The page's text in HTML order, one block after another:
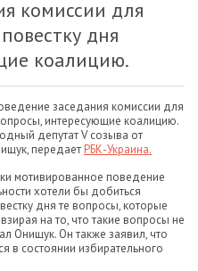
комиссии для
дня
коалицию.
заседания комиссии для
интересующие коалицию.
депутат V созыва от
передаетРБК-Украина.
мотивированное поведение
хотели бы добиться
дня те вопросы, которые
на то, что такие вопросы не
Онищук. Он также заявил, что
в состоянии избирательного